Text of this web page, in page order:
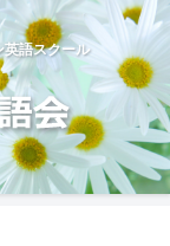
語スクール